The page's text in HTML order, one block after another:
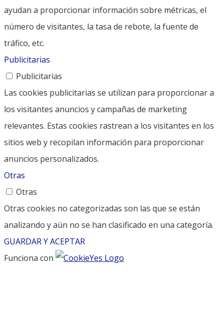
ayudan a proporcionar información sobre métricas, el
número de visitantes, la tasa de rebote, la fuente de
tráfico, etc.
Publicitarias
Publicitarias
Las cookies publicitarias se utilizan para proporcionar a
los visitantes anuncios y campañas de marketing
relevantes. Estas cookies rastrean a los visitantes en los
sitios web y recopilan información para proporcionar
anuncios personalizados.
Otras
Otras
Otras cookies no categorizadas son las que se están
analizando y aún no se han clasificado en una categoría.
GUARDAR Y ACEPTAR
Funciona con